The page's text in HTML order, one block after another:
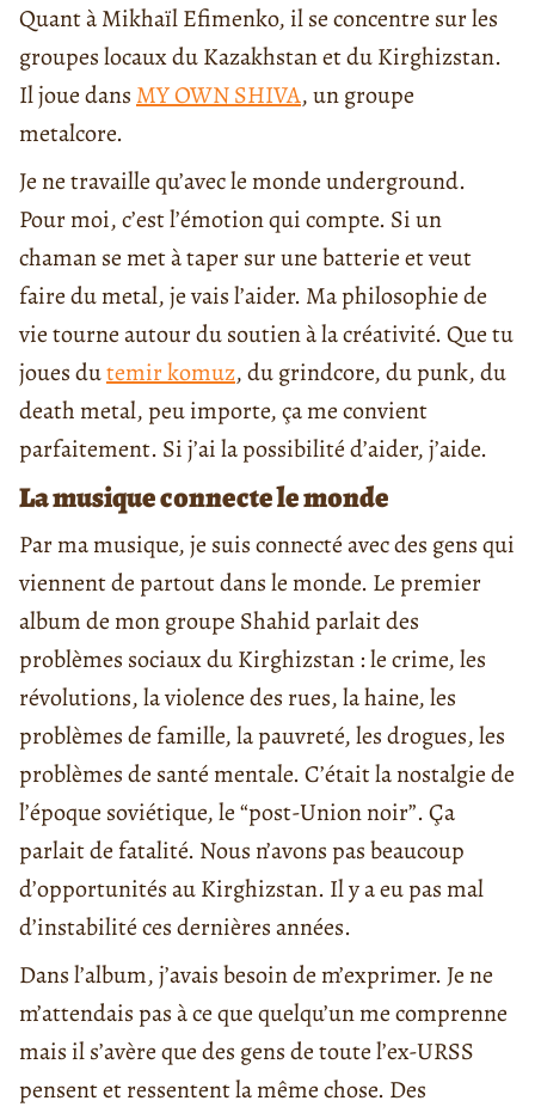
Quant à Mikhaïl Efimenko, il se concentre sur les
groupes locaux du Kazakhstan et du Kirghizstan.
Il joue dans MY OWN SHIVA, un groupe
metalcore.
Je ne travaille qu’avec le monde underground.
Pour moi, c’est l’émotion qui compte. Si un
chaman se met à taper sur une batterie et veut
faire du metal, je vais l’aider. Ma philosophie de
vie tourne autour du soutien à la créativité. Que tu
joues dutemir komuz, du grindcore, du punk, du
death metal, peu importe, ça me convient
parfaitement. Si j’ai la possibilité d’aider, j’aide.
La musique connecte le monde
Par ma musique, je suis connecté avec des gens qui
viennent de partout dans le monde. Le premier
album de mon groupe Shahid parlait des
problèmes sociaux du Kirghizstan : le crime, les
révolutions, la violence des rues, la haine, les
problèmes de famille, la pauvreté, les drogues, les
problèmes de santé mentale. C’était la nostalgie de
l’époque soviétique, le “post-Union noir”. Ça
parlait de fatalité. Nous n’avons pas beaucoup
d’opportunités au Kirghizstan. Il y a eu pas mal
d’instabilité ces dernières années.
Dans l’album, j’avais besoin de m’exprimer. Je ne
m’attendais pas à ce que quelqu’un me comprenne
mais il s’avère que des gens de toute l’ex-URSS
pensent et ressentent la même chose. Des